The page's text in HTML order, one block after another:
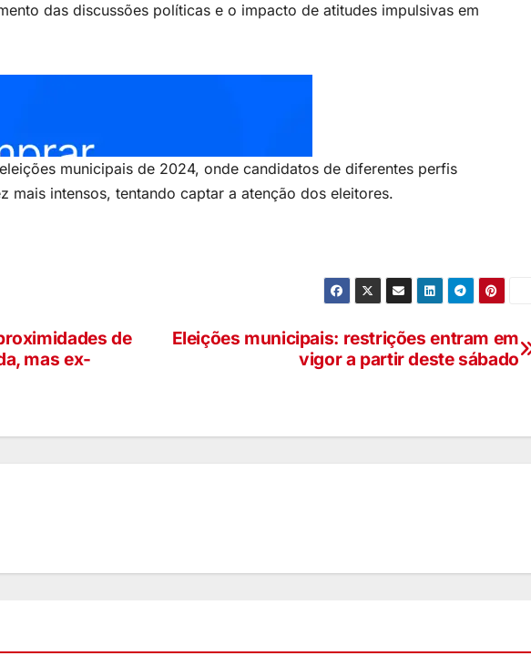
das discussões políticas e o impacto de atitudes impulsivas em
municipais de 2024, onde candidatos de diferentes perfis
mais intensos, tentando captar a atenção dos eleitores.
Eleições municipais: restrições entram em
vigor a partir deste sábado
de
mas ex-